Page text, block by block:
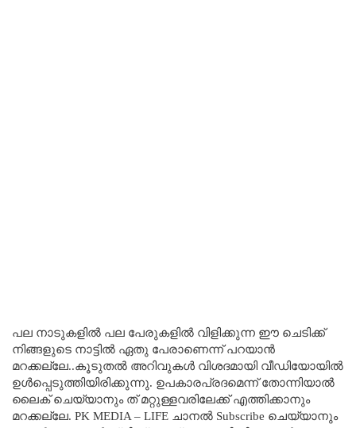
പല നാടുകളിൽ പല പേരുകളിൽ വിളിക്കുന്ന ഈ ചെടിക്ക്
നിങ്ങളുടെ നാട്ടിൽ ഏതു പേരാണെന്ന് പറയാൻ
മറക്കല്ലേ..കൂടുതൽ അറിവുകൾ വിശദമായി വീഡിയോയിൽ
ഉൾപ്പെടുത്തിയിരിക്കുന്നു. ഉപകാരപ്രദമെന്ന് തോന്നിയാൽ
ലൈക് ചെയ്യാനും ത് മറ്റുള്ളവരിലേക്ക് എത്തിക്കാനും
മറക്കല്ലേ. PK MEDIA – LIFE ചാനല്‍ Subscribe ചെയ്യാനും